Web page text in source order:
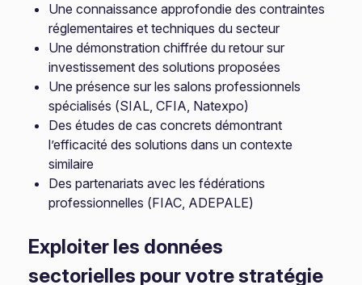
Une connaissance approfondie des contraintes
réglementaires et techniques du secteur
Une démonstration chiffrée du retour sur
investissement des solutions proposées
Une présence sur les salons professionnels
spécialisés (SIAL, CFIA, Natexpo)
Des études de cas concrets démontrant
l’efficacité des solutions dans un contexte
similaire
Des partenariats avec les fédérations
professionnelles (FIAC, ADEPALE)
Exploiter les données
sectorielles pour votre stratégie